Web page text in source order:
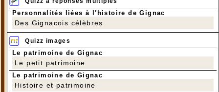
Personnalités liées à l'histoire de Gignac
Des Gignacois célèbres
Quizz images
Le patrimoine de Gignac
Le petit patrimoine
Le patrimoine de Gignac
Histoire et patrimoine